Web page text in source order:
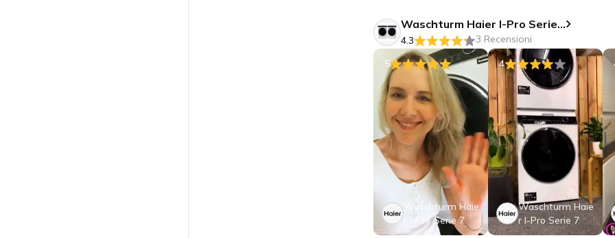
Waschturm Haier I-Pro Serie 7
4.3
3 Recensioni
5
Waschturm Haie
r I-Pro Serie 7
4
Waschturm Haie
r I-Pro Serie 7